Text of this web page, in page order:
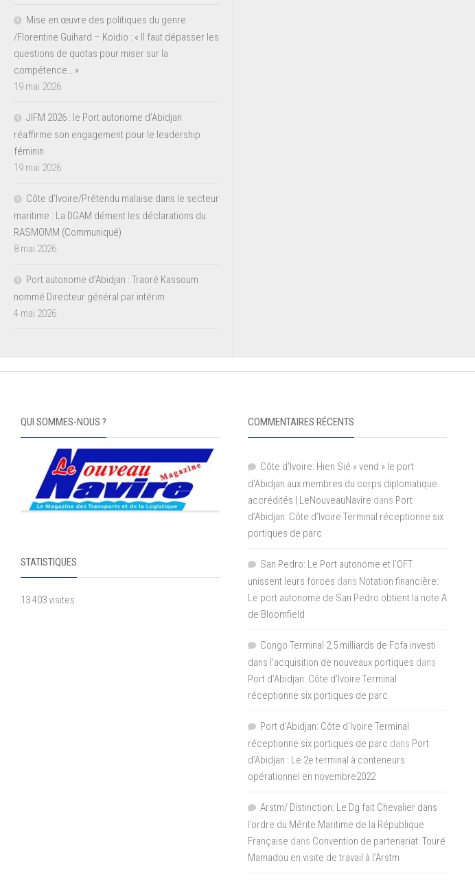
Mise en œuvre des politiques du genre
/Florentine Guihard – Koidio : « Il faut dépasser les
questions de quotas pour miser sur la
compétence… »
19 mai 2026
JIFM 2026 : le Port autonome d’Abidjan
réaffirme son engagement pour le leadership
féminin
19 mai 2026
Côte d’Ivoire/Prétendu malaise dans le secteur
maritime : La DGAM dément les déclarations du
RASMOMM (Communiqué)
8 mai 2026
Port autonome d’Abidjan : Traoré Kassoum
nommé Directeur général par intérim
4 mai 2026
QUI SOMMES-NOUS ?
STATISTIQUES
13 403 visites
COMMENTAIRES RÉCENTS
Côte d'Ivoire: Hien Sié « vend » le port
d'Abidjan aux membres du corps diplomatique
accrédités | LeNouveauNavire dans Port
d’Abidjan: Côte d’Ivoire Terminal réceptionne six
portiques de parc
San Pedro: Le Port autonome et l’OFT
unissent leurs forces dans Notation financière:
Le port autonome de San Pedro obtient la note A
de Bloomfield
Congo Terminal 2,5 milliards de Fcfa investi
dans l’acquisition de nouveaux portiques dans
Port d’Abidjan: Côte d’Ivoire Terminal
réceptionne six portiques de parc
Port d'Abidjan: Côte d’Ivoire Terminal
réceptionne six portiques de parc dans Port
d’Abidjan : Le 2e terminal à conteneurs
opérationnel en novembre2022
Arstm/ Distinction: Le Dg fait Chevalier dans
l’ordre du Mérite Maritime de la République
Française dans Convention de partenariat: Touré
Mamadou en visite de travail à l’Arstm